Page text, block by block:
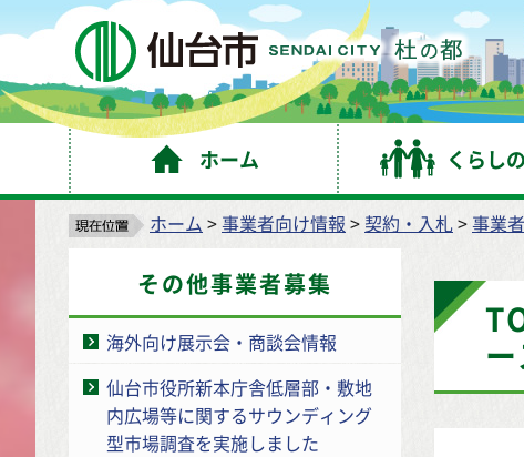
仙台市
ホーム くらし
ホーム >事業者向け情報 > 契約・入札>事業
その他事業者募集
海外向け展示会・商談会情報
仙台市役所新本庁舎低層部・敷地
内広場等に関するサウンディング
型市場調査を実施しました